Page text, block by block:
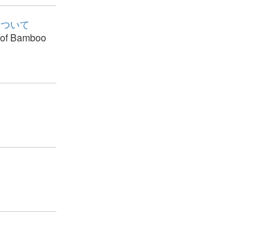
いて
Bamboo